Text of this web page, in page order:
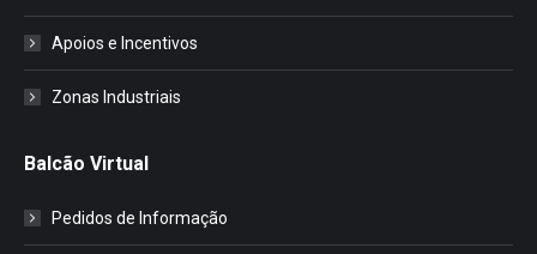
Apoios e Incentivos
Zonas Industriais
Balcão Virtual
Pedidos de Informação